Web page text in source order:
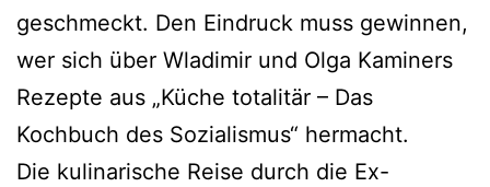
geschmeckt. Den Eindruck muss gewinnen,
wer sich über Wladimir und Olga Kaminers
Rezepte aus „Küche totalitär – Das
Kochbuch des Sozialismus“ hermacht.
Die kulinarische Reise durch die Ex-